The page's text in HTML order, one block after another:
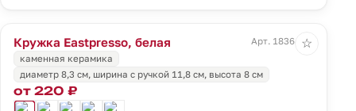
Кружка Eastpresso, белая
Арт. 18364.60
каменная керамика
диаметр 8,3 см, ширина с ручкой 11,8 см, высота 8 см
от 220 ₽
☆